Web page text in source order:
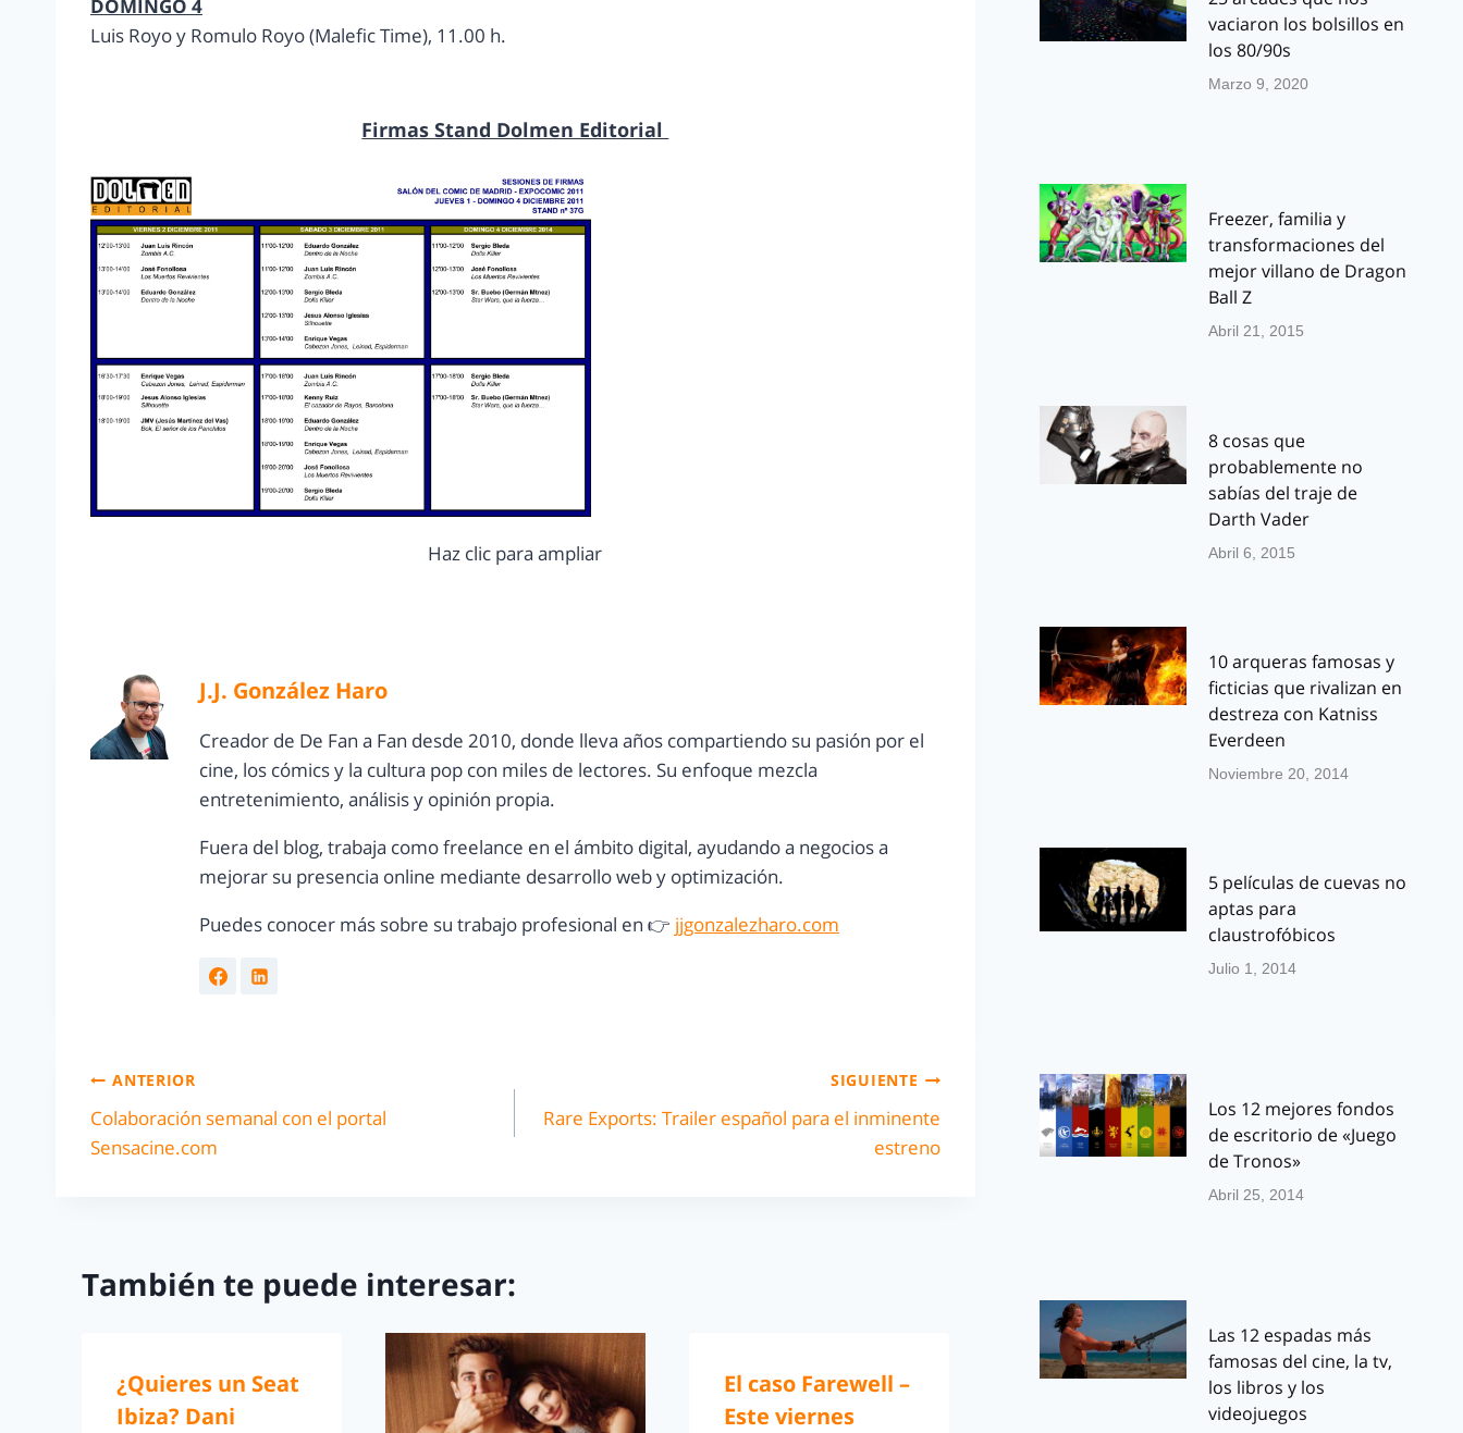
DOMINGO 4
Luis Royo y Romulo Royo (Malefic Time), 11.00 h.
Firmas Stand Dolmen Editorial
Haz clic para ampliar
J.J. González Haro
Creador de De Fan a Fan desde 2010, donde lleva años compartiendo su pasión por el
cine, los cómics y la cultura pop con miles de lectores. Su enfoque mezcla
entretenimiento, análisis y opinión propia.
Fuera del blog, trabaja como freelance en el ámbito digital, ayudando a negocios a
mejorar su presencia online mediante desarrollo web y optimización.
Puedes conocer más sobre su trabajo profesional en 👉 jjgonzalezharo.com
ANTERIOR
Colaboración semanal con el portal
Sensacine.com
SIGUIENTE
Rare Exports: Trailer español para el inminente
estreno
También te puede interesar:
¿Quieres un Seat
Ibiza? Dani
El caso Farewell –
Este viernes
vaciaron los bolsillos en
los 80/90s
Marzo 9, 2020
Freezer, familia y
transformaciones del
mejor villano de Dragon
Ball Z
Abril 21, 2015
8 cosas que
probablemente no
sabías del traje de
Darth Vader
Abril 6, 2015
10 arqueras famosas y
ficticias que rivalizan en
destreza con Katniss
Everdeen
Noviembre 20, 2014
5 películas de cuevas no
aptas para
claustrofóbicos
Julio 1, 2014
Los 12 mejores fondos
de escritorio de «Juego
de Tronos»
Abril 25, 2014
Las 12 espadas más
famosas del cine, la tv,
los libros y los
videojuegos